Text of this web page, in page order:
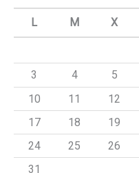
a
L M X
3
4 5
10
11 12
17
18 19
24
25 26
31